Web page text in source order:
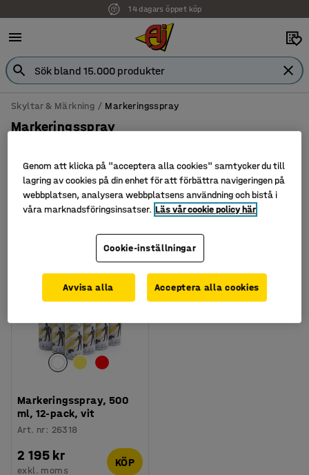
14 dagars öppet köp
Skyltar & Märkning Markeringsspray
Markeringsspray
Filtrera Sortera
Markeringsspray, 500
ml, 12-pack, vit
Art. nr: 26318
2 195 kr
exkl. moms
KÖP
Genom att klicka på "acceptera alla cookies" samtycker du till
lagring av cookies på din enhet för att förbättra navigeringen på
webbplatsen, analysera webbplatsens användning och bistå i
våra marknadsföringsinsatser. Läs vår cookie policy här
Cookie-inställningar
Avvisa alla Acceptera alla cookies